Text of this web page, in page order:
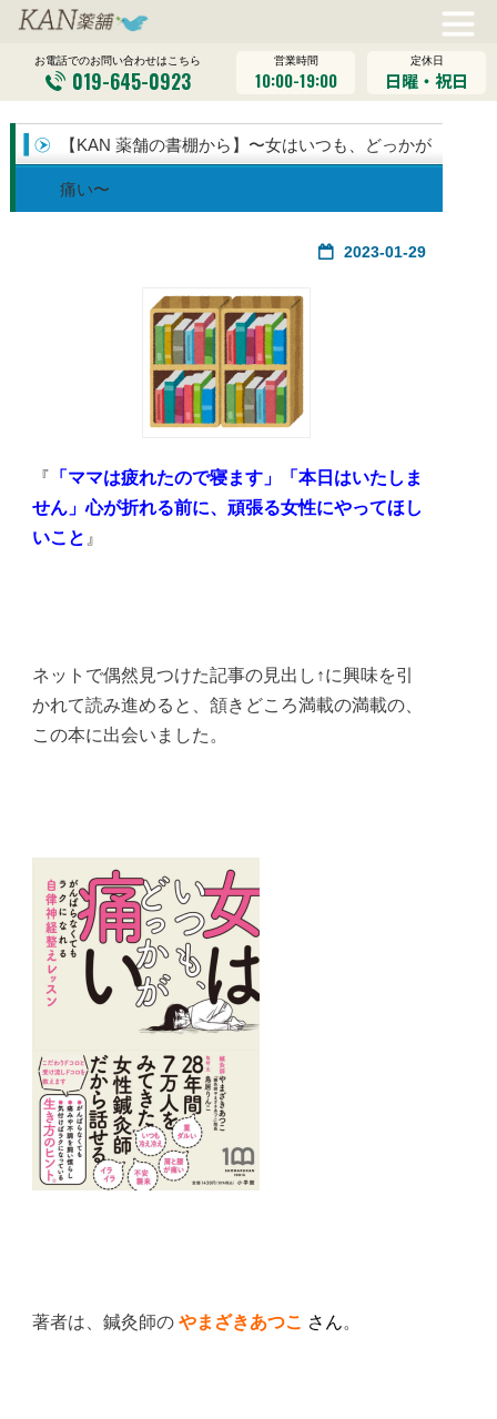
お電話でのお問い合わせはこちら
019-645-0923
営業時間
10:00-19:00
定休日
日曜・祝日
【KAN 薬舗の書棚から】〜女はいつも、どっかが
痛い〜
2023-01-29
『 「ママは疲れたので寝ます」「本日はいたしま
せん」心が折れる前に、頑張る女性にやってほし
いこと 』
ネットで偶然見つけた記事の見出し↑に興味を引
かれて読み進めると、頷きどころ満載の満載の、
この本に出会いました。
著者は、鍼灸師の やまざきあつこ さん。